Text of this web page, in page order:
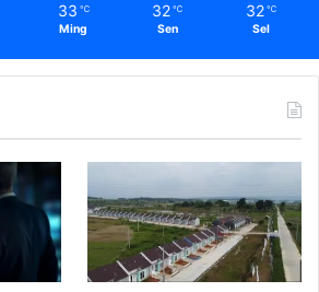
33 ℃
Ming
32 ℃
Sen
32 ℃
Sel